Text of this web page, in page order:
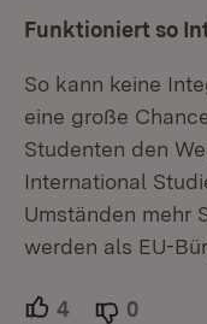
Funktioniert so
So kann keine
eine große
Studenten den
International
Umständen mehr
werden als EU-
4 Unterstützer.
0